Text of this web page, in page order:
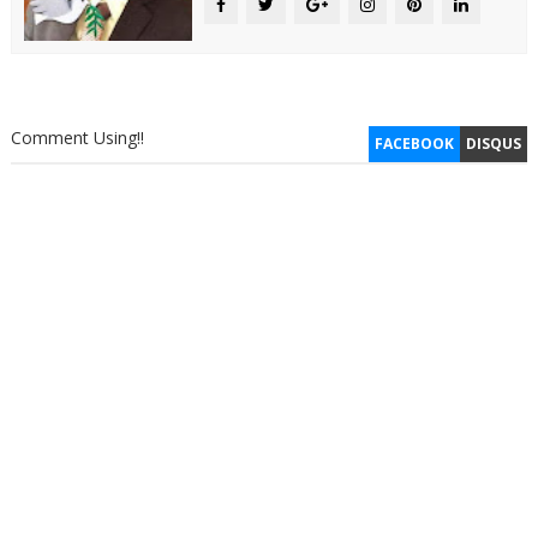
FACEBOOK DISQUS
Comment Using!!